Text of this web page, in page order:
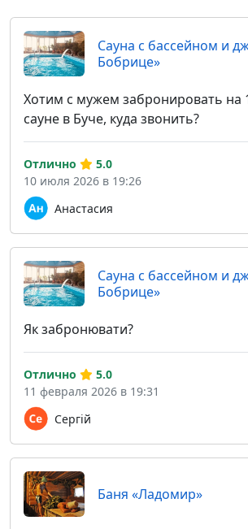
Сауна с бассейном и
Бобрице»
Хотим с мужем забронировать на
сауне в Буче, куда звонить?
Анастасия
Отлично
5.0
10 июля 2026 в 19:26
Сауна с бассейном и
Бобрице»
Як забронювати?
Сергій
Отлично
5.0
11 февраля 2026 в 19:31
Баня «Ладомир»